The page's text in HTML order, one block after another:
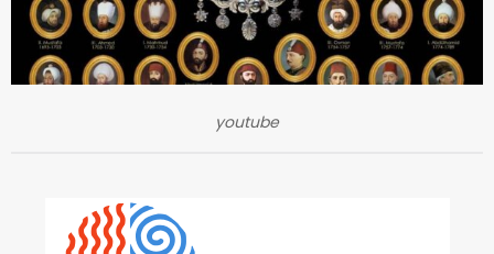
youtube